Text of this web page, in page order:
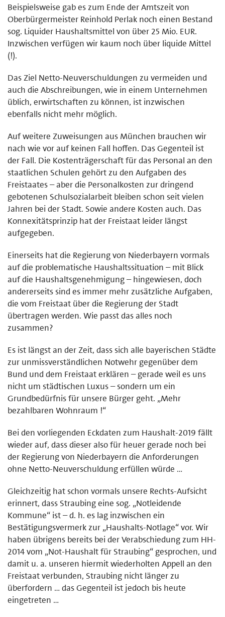
Beispielsweise gab es zum Ende der Amtszeit von
Oberbürgermeister Reinhold Perlak noch einen Bestand
sog. Liquider Haushaltsmittel von über 25 Mio. EUR.
Inzwischen verfügen wir kaum noch über liquide Mittel
(!).
Das Ziel Netto-Neuverschuldungen zu vermeiden und
auch die Abschreibungen, wie in einem Unternehmen
üblich, erwirtschaften zu können, ist inzwischen
ebenfalls nicht mehr möglich.
Auf weitere Zuweisungen aus München brauchen wir
nach wie vor auf keinen Fall hoffen. Das Gegenteil ist
der Fall. Die Kostenträgerschaft für das Personal an den
staatlichen Schulen gehört zu den Aufgaben des
Freistaates – aber die Personalkosten zur dringend
gebotenen Schulsozialarbeit bleiben schon seit vielen
Jahren bei der Stadt. Sowie andere Kosten auch. Das
Konnexitätsprinzip hat der Freistaat leider längst
aufgegeben.
Einerseits hat die Regierung von Niederbayern vormals
auf die problematische Haushaltssituation – mit Blick
auf die Haushaltsgenehmigung – hingewiesen, doch
andererseits sind es immer mehr zusätzliche Aufgaben,
die vom Freistaat über die Regierung der Stadt
übertragen werden. Wie passt das alles noch
zusammen?
Es ist längst an der Zeit, dass sich alle bayerischen Städte
zur unmissverständlichen Notwehr gegenüber dem
Bund und dem Freistaat erklären – gerade weil es uns
nicht um städtischen Luxus – sondern um ein
Grundbedürfnis für unsere Bürger geht. „Mehr
bezahlbaren Wohnraum !“
Bei den vorliegenden Eckdaten zum Haushalt-2019 fällt
wieder auf, dass dieser also für heuer gerade noch bei
der Regierung von Niederbayern die Anforderungen
ohne Netto-Neuverschuldung erfüllen würde …
Gleichzeitig hat schon vormals unsere Rechts-Aufsicht
erinnert, dass Straubing eine sog. „Notleidende
Kommune“ ist – d. h. es lag inzwischen ein
Bestätigungsvermerk zur „Haushalts-Notlage“ vor. Wir
haben übrigens bereits bei der Verabschiedung zum HH-
2014 vom „Not-Haushalt für Straubing“ gesprochen, und
damit u. a. unseren hiermit wiederholten Appell an den
Freistaat verbunden, Straubing nicht länger zu
überfordern … das Gegenteil ist jedoch bis heute
eingetreten …